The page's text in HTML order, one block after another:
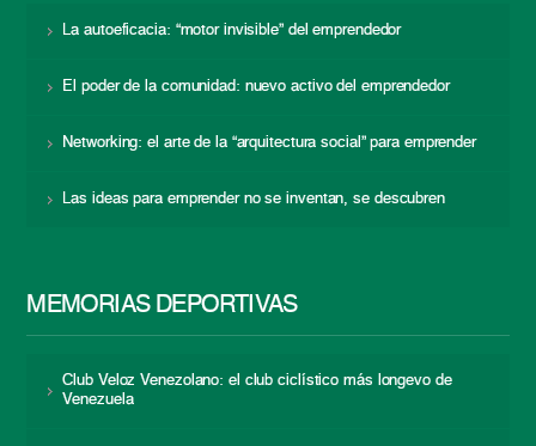
La autoeficacia: “motor invisible” del emprendedor
El poder de la comunidad: nuevo activo del emprendedor
Networking: el arte de la “arquitectura social” para emprender
Las ideas para emprender no se inventan, se descubren
MEMORIAS DEPORTIVAS
Club Veloz Venezolano: el club ciclístico más longevo de
Venezuela